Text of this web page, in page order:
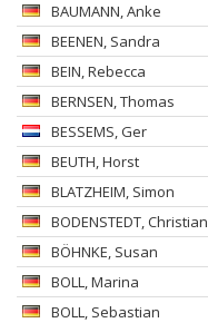
BAUMANN, Anke
BEENEN, Sandra
BEIN, Rebecca
BERNSEN, Thomas
BESSEMS, Ger
BEUTH, Horst
BLATZHEIM, Simon
BODENSTEDT, Christian
BÖHNKE, Susan
BOLL, Marina
BOLL, Sebastian